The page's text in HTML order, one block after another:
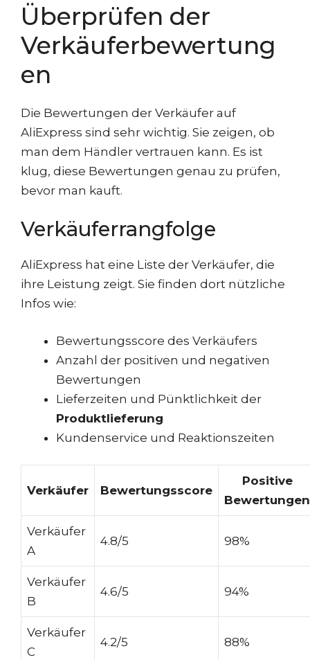
Überprüfen der
Verkäuferbewertung
en
Die Bewertungen der Verkäufer auf
AliExpress sind sehr wichtig. Sie zeigen, ob
man dem Händler vertrauen kann. Es ist
klug, diese Bewertungen genau zu prüfen,
bevor man kauft.
Verkäuferrangfolge
AliExpress hat eine Liste der Verkäufer, die
ihre Leistung zeigt. Sie finden dort nützliche
Infos wie:
Bewertungsscore des Verkäufers
Anzahl der positiven und negativen
Bewertungen
Lieferzeiten und Pünktlichkeit der
Produktlieferung
Kundenservice und Reaktionszeiten
Verkäufer Bewertungsscore
Positive
Bewertungen
Verkäufer
A
4.8/5 98%
Verkäufer
B
4.6/5 94%
Verkäufer
C
4.2/5 88%